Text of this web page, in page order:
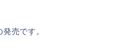
売です。